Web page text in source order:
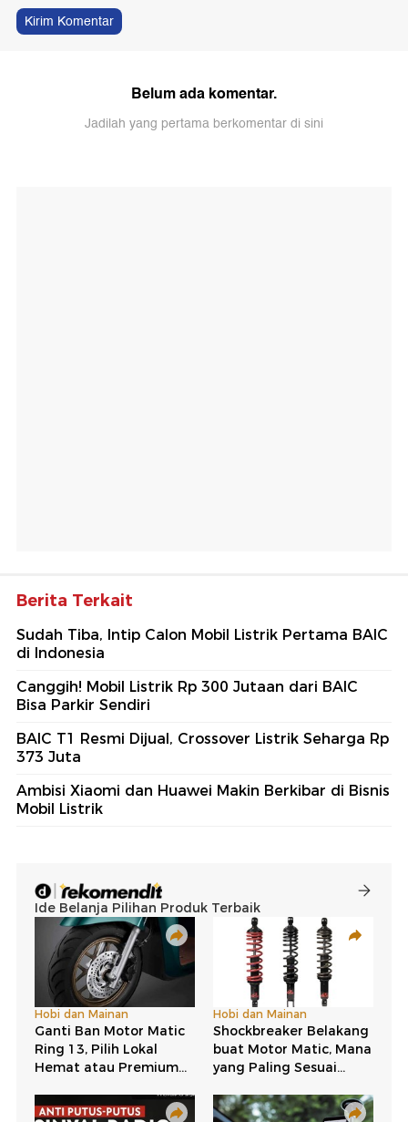
Kirim Komentar
Belum ada komentar.
Jadilah yang pertama berkomentar di sini
Berita Terkait
Sudah Tiba, Intip Calon Mobil Listrik Pertama BAIC
di Indonesia
Canggih! Mobil Listrik Rp 300 Jutaan dari BAIC
Bisa Parkir Sendiri
BAIC T1 Resmi Dijual, Crossover Listrik Seharga Rp
373 Juta
Ambisi Xiaomi dan Huawei Makin Berkibar di Bisnis
Mobil Listrik